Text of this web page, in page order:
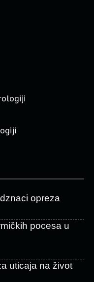
opreza
pocesa u
uticaja na život